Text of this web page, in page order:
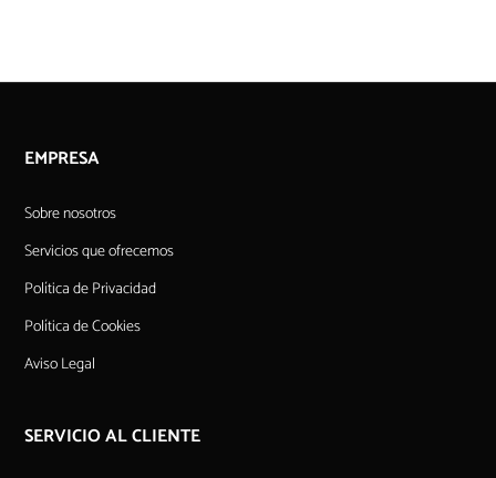
EMPRESA
Sobre nosotros
Servicios que ofrecemos
Política de Privacidad
Política de Cookies
Aviso Legal
SERVICIO AL CLIENTE